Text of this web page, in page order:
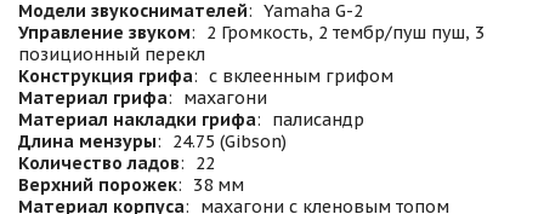
Модели звукоснимателей: Yamaha G-2
Управление звуком:
2 Громкость, 2 тембр/пуш пуш, 3
позиционный перекл
Конструкция грифа: с вклеенным грифом
Материал грифа:
махагони
Материал накладки грифа:
палисандр
Длина мензуры:
24.75 (Gibson)
Количество ладов:
22
Верхний порожек:
38 мм
Материал корпуса: махагони с кленовым топом